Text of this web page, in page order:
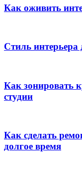
Как оживить
Стиль
Как зонировать
студии
Как сделать
долгое время